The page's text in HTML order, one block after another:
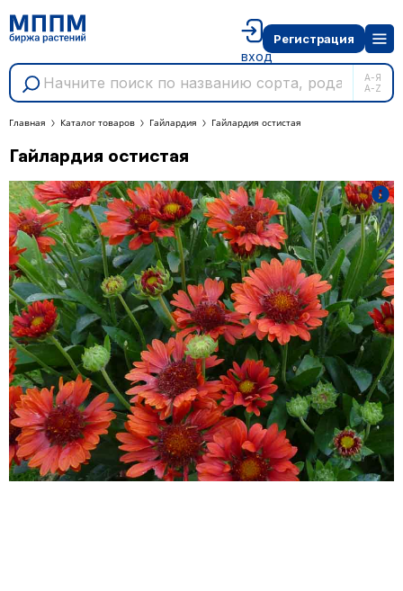
А-Я
A-Z
вход
Регистрация
Главная Каталог товаров Гайлардия Гайлардия остистая
Гайлардия остистая